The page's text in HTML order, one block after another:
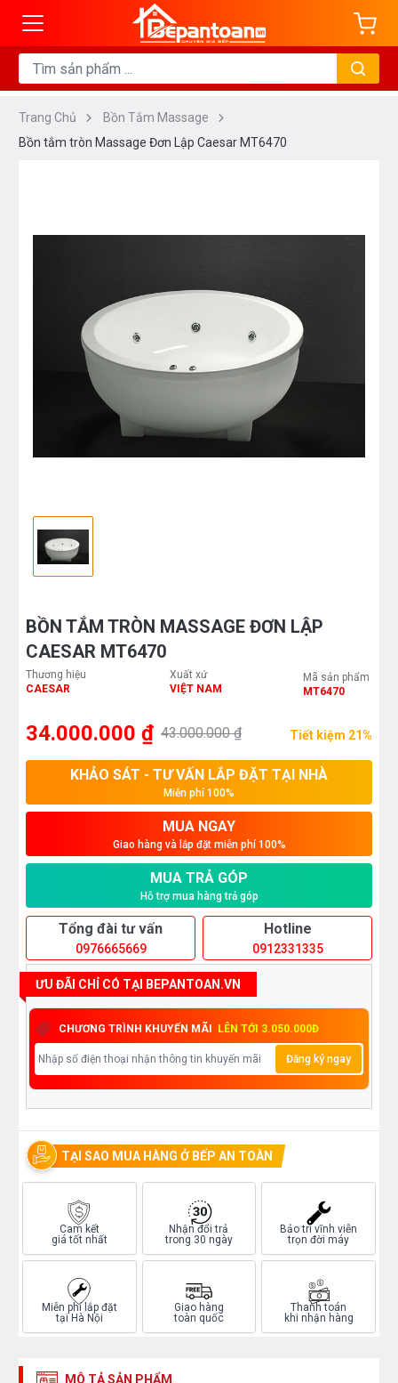
Trang Chủ
Bồn Tắm Massage
Bồn tắm tròn Massage Đơn Lập Caesar MT6470
BỒN TẮM TRÒN MASSAGE ĐƠN LẬP
CAESAR MT6470
Thương hiệu
CAESAR
Xuất xứ
VIỆT NAM
Mã sản phẩm
MT6470
34.000.000 ₫ 43.000.000 ₫ Tiết kiệm 21%
KHẢO SÁT - TƯ VẤN LẮP ĐẶT TẠI NHÀ
Miễn phí 100%
MUA NGAY
Giao hàng và lắp đặt miễn phí 100%
MUA TRẢ GÓP
Hỗ trợ mua hàng trả góp
Tổng đài tư vấn
0976665669
Hotline
0912331335
ƯU ĐÃI CHỈ CÓ TẠI BEPANTOAN.VN
CHƯƠNG TRÌNH KHUYẾN MÃI LÊN TỚI 3.050.000Đ
Đăng ký ngay
TẠI SAO MUA HÀNG Ở BẾP AN TOÀN
Cam kết
giá tốt nhất
Nhận đổi trả
trong 30 ngày
Bảo trì vĩnh viễn
trọn đời máy
Miễn phí lắp đặt
tại Hà Nội
Giao hàng
toàn quốc
Thanh toán
khi nhận hàng
MÔ TẢ SẢN PHẨM